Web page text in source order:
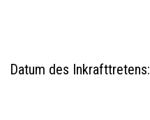
Datum des